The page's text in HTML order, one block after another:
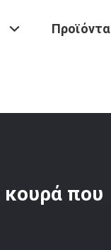
Προϊόντα
κουρά που